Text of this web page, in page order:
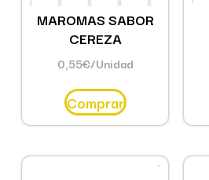
MAROMAS SABOR
CEREZA
0,55€/Unidad
Comprar